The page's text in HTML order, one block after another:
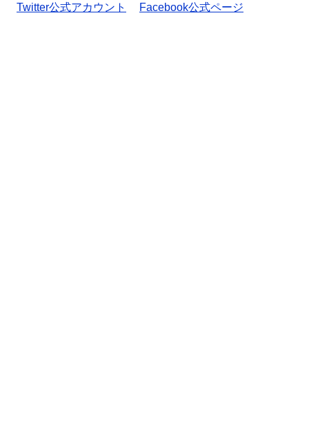
Twitter公式アカウント
Facebook公式ページ